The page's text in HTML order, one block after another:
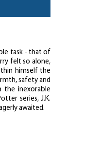
task - that of
felt so alone,
himself the
safety and
the inexorable
series, J.K.
awaited.